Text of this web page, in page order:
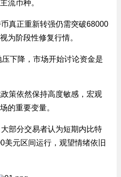
流币种。
真正重新转强仍需突破68000
为阶段性修复行情。
下降，市场开始讨论资金是
策依然保持高度敏感，宏观
的重要变量。
部分交易者认为短期内比特
美元区间运行，观望情绪依旧